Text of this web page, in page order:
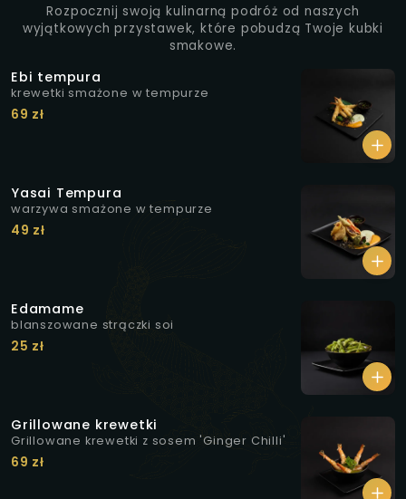
Rozpocznij swoją kulinarną podróż od naszych
wyjątkowych przystawek, które pobudzą Twoje kubki
smakowe.
Ebi tempura
krewetki smażone w tempurze
69 zł
Yasai Tempura
warzywa smażone w tempurze
49 zł
Edamame
blanszowane strączki soi
25 zł
Grillowane krewetki
Grillowane krewetki z sosem 'Ginger Chilli'
69 zł